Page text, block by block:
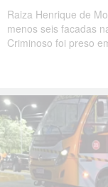
Raiza Henrique de
menos seis facadas
Criminoso foi preso